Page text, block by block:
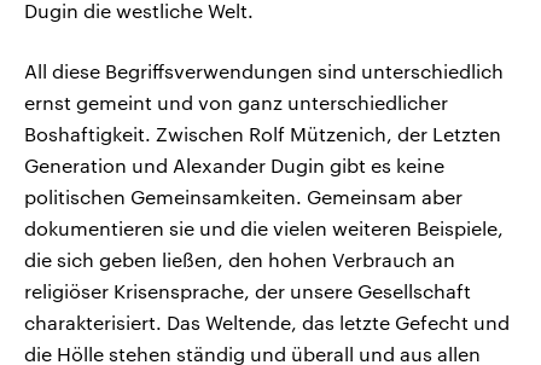
Dugin die westliche Welt.
All diese Begriffsverwendungen sind unterschiedlich
ernst gemeint und von ganz unterschiedlicher
Boshaftigkeit. Zwischen Rolf Mützenich, der Letzten
Generation und Alexander Dugin gibt es keine
politischen Gemeinsamkeiten. Gemeinsam aber
dokumentieren sie und die vielen weiteren Beispiele,
die sich geben ließen, den hohen Verbrauch an
religiöser Krisensprache, der unsere Gesellschaft
charakterisiert. Das Weltende, das letzte Gefecht und
die Hölle stehen ständig und überall und aus allen